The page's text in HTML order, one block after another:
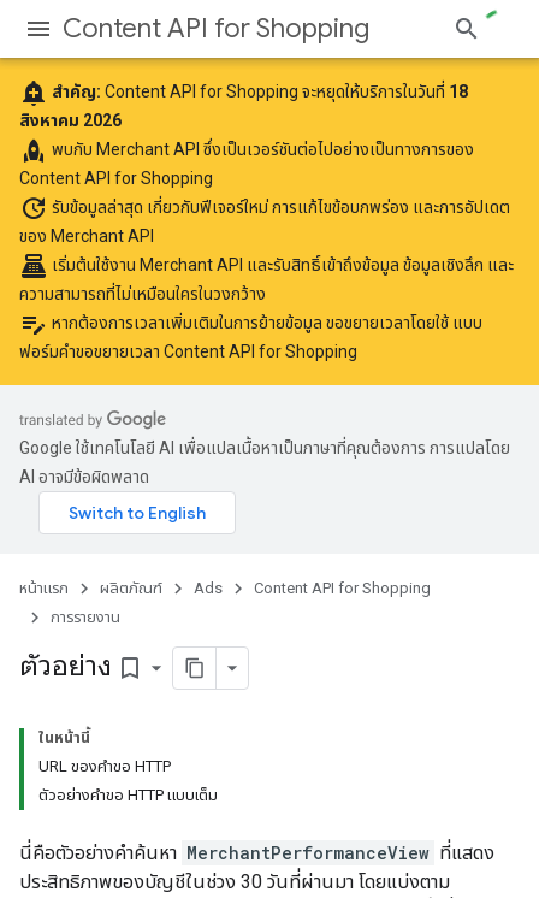
Content API for Shopping
add_alert สำคัญ: Content API for Shopping จะหยุดให้บริการในวันที่ 18
สิงหาคม 2026
rocket พบกับ Merchant API ซึ่งเป็นเวอร์ชันต่อไปอย่างเป็นทางการของ
Content API for Shopping
update รับข้อมูลล่าสุด เกี่ยวกับฟีเจอร์ใหม่ การแก้ไขข้อบกพร่อง และการอัปเดต
ของ Merchant API
point_of_sale เริ่มต้นใช้งาน Merchant API และรับสิทธิ์เข้าถึงข้อมูล ข้อมูลเชิงลึก และ
ความสามารถที่ไม่เหมือนใครในวงกว้าง
edit_note หากต้องการเวลาเพิ่มเติมในการย้ายข้อมูล ขอขยายเวลาโดยใช้ แบบ
ฟอร์มคำขอขยายเวลา Content API for Shopping
Google ใช้เทคโนโลยี AI เพื่อแปลเนื้อหาเป็นภาษาที่คุณต้องการ การแปลโดย
AI อาจมีข้อผิดพลาด
หน้าแรก ผลิตภัณฑ์ Ads
Content API for Shopping
การรายงาน
ตัวอย่าง bookmark_border
ในหน้านี้
URL ของคำขอ HTTP
ตัวอย่างคำขอ HTTP แบบเต็ม
นี่คือตัวอย่างคําค้นหา MerchantPerformanceView ที่แสดง
ประสิทธิภาพของบัญชีในช่วง 30 วันที่ผ่านมา โดยแบ่งตาม